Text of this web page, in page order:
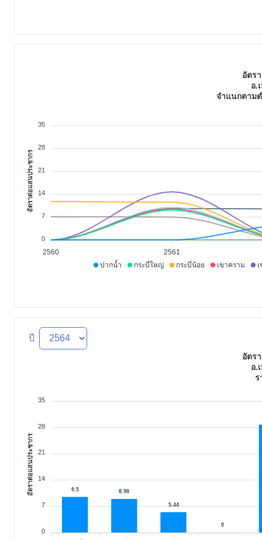
ปากน้ำ กระบี่ใหญ่ กระบี่น้อย เขาคราม
2560 2561
อัตร
อ.
จำแนกตาม
35
28
21
14
7
0
อัตราต่อแสนประชากร
ปี
9.5 8.98
5.44
0
อัตร
อ.
ร
35
28
21
14
7
0
อัตราต่อแสนประชากร